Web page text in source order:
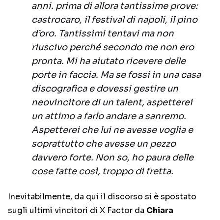
anni. prima di allora tantissime prove:
castrocaro, il festival di napoli, il pino
d’oro. Tantissimi tentavi ma non
riuscivo perché secondo me non ero
pronta. Mi ha aiutato ricevere delle
porte in faccia. Ma se fossi in una casa
discografica e dovessi gestire un
neovincitore di un talent, aspetterei
un attimo a farlo andare a sanremo.
Aspetterei che lui ne avesse voglia e
soprattutto che avesse un pezzo
davvero forte. Non so, ho paura delle
cose fatte così, troppo di fretta.
Inevitabilmente, da qui il discorso si è spostato
sugli ultimi vincitori di X Factor da Chiara